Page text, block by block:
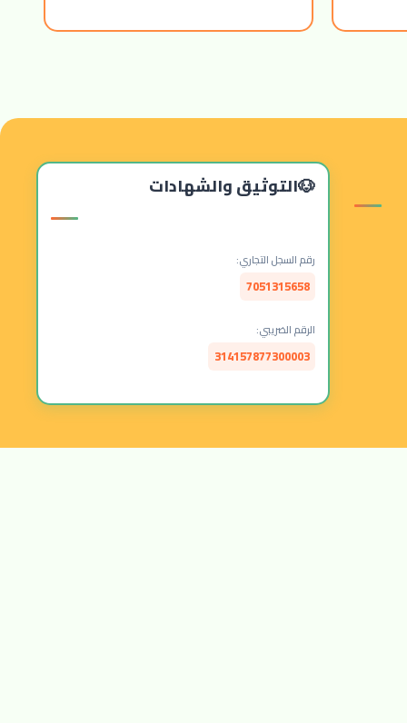
التوثيق والشهادات
رقم السجل التجاري:
7051315658
الرقم الضريبي:
314157877300003